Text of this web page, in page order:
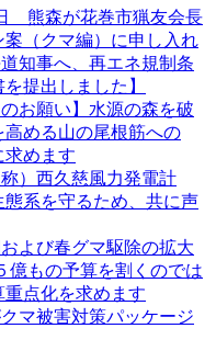
熊森が花巻市猟友会長
（クマ編）に申し入れ
道知事へ、再エネ規制条
提出しました】
のお願い】水源の森を破
める山の尾根筋への
求めます
称）西久慈風力発電計
系を守るため、共に声
よび春グマ駆除の拡大
億もの予算を割くのでは
点化を求めます
マ被害対策パッケージ